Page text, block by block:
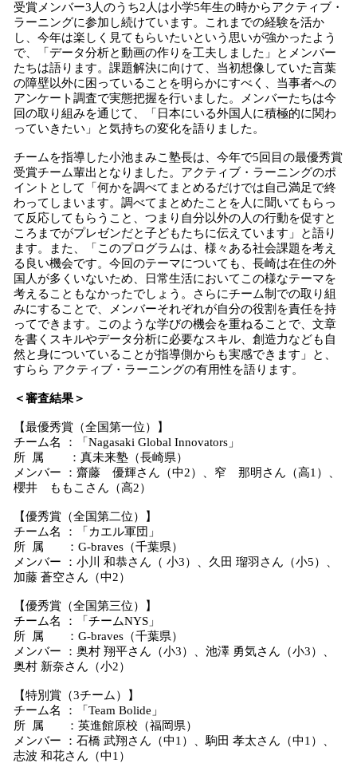
受賞メンバー3人のうち2人は小学5年生の時からアクティブ・
ラーニングに参加し続けています。これまでの経験を活か
し、今年は楽しく見てもらいたいという思いが強かったよう
で、「データ分析と動画の作りを工夫しました」とメンバー
たちは語ります。課題解決に向けて、当初想像していた言葉
の障壁以外に困っていることを明らかにすべく、当事者への
アンケート調査で実態把握を行いました。メンバーたちは今
回の取り組みを通じて、「日本にいる外国人に積極的に関わ
っていきたい」と気持ちの変化を語りました。
チームを指導した小池まみこ塾長は、今年で5回目の最優秀賞
受賞チーム輩出となりました。アクティブ・ラーニングのポ
イントとして「何かを調べてまとめるだけでは自己満足で終
わってしまいます。調べてまとめたことを人に聞いてもらっ
て反応してもらうこと、つまり自分以外の人の行動を促すと
ころまでがプレゼンだと子どもたちに伝えています」と語り
ます。また、「このプログラムは、様々ある社会課題を考え
る良い機会です。今回のテーマについても、長崎は在住の外
国人が多くいないため、日常生活においてこの様なテーマを
考えることもなかったでしょう。さらにチーム制での取り組
みにすることで、メンバーそれぞれが自分の役割を責任を持
ってできます。このような学びの機会を重ねることで、文章
を書くスキルやデータ分析に必要なスキル、創造力なども自
然と身についていることが指導側からも実感できます」と、
すらら アクティブ・ラーニングの有用性を語ります。
＜審査結果＞
【最優秀賞（全国第一位）】
チーム名 ：「Nagasaki Global Innovators」
所 属 ：真未来塾（長崎県）
メンバー ：齋藤 優輝さん（中2）、窄 那明さん（高1）、
櫻井 ももこさん（高2）
【優秀賞（全国第二位）】
チーム名 ：「カエル軍団」
所 属 ：G-braves（千葉県）
メンバー ：小川 和恭さん（ 小3）、久田 瑠羽さん（小5）、
加藤 蒼空さん（中2）
【優秀賞（全国第三位）】
チーム名 ：「チームNYS」
所 属 ：G-braves（千葉県）
メンバー ：奥村 翔平さん（小3）、池澤 勇気さん（小3）、
奥村 新奈さん（小2）
【特別賞（3チーム）】
チーム名 ：「Team Bolide」
所 属 ：英進館原校（福岡県）
メンバー ：石橋 武翔さん（中1）、駒田 孝太さん（中1）、
志波 和花さん（中1）